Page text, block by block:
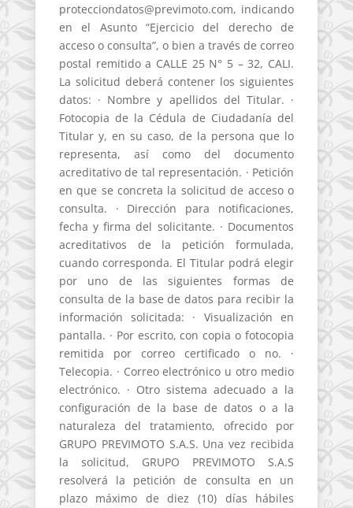
protecciondatos@previmoto.com, indicando
en el Asunto “Ejercicio del derecho de
acceso o consulta”, o bien a través de correo
postal remitido a CALLE 25 N° 5 – 32, CALI.
La solicitud deberá contener los siguientes
datos: · Nombre y apellidos del Titular. ·
Fotocopia de la Cédula de Ciudadanía del
Titular y, en su caso, de la persona que lo
representa, así como del documento
acreditativo de tal representación. · Petición
en que se concreta la solicitud de acceso o
consulta. · Dirección para notificaciones,
fecha y firma del solicitante. · Documentos
acreditativos de la petición formulada,
cuando corresponda. El Titular podrá elegir
por uno de las siguientes formas de
consulta de la base de datos para recibir la
información solicitada: · Visualización en
pantalla. · Por escrito, con copia o fotocopia
remitida por correo certificado o no. ·
Telecopia. · Correo electrónico u otro medio
electrónico. · Otro sistema adecuado a la
configuración de la base de datos o a la
naturaleza del tratamiento, ofrecido por
GRUPO PREVIMOTO S.A.S. Una vez recibida
la solicitud, GRUPO PREVIMOTO S.A.S
resolverá la petición de consulta en un
plazo máximo de diez (10) días hábiles